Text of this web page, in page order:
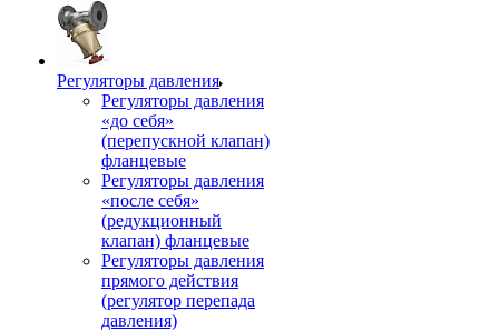
Регуляторы давления
Регуляторы давления
«до себя»
(перепускной клапан)
фланцевые
Регуляторы давления
«после себя»
(редукционный
клапан) фланцевые
Регуляторы давления
прямого действия
(регулятор перепада
давления)